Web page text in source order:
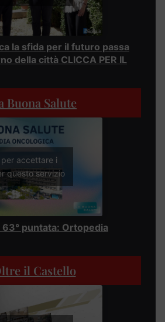
la sfida per il futuro passa
della città CLICCA PER IL
Buona Salute
per accettare i
questo servizio
63° puntata: Ortopedia
il Castello